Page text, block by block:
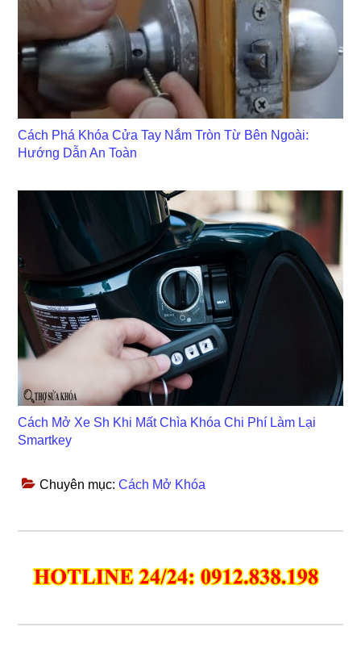
Cách Phá Khóa Cửa Tay Nắm Tròn Từ Bên Ngoài:
Hướng Dẫn An Toàn
Cách Mở Xe Sh Khi Mất Chìa Khóa Chi Phí Làm Lại
Smartkey
Chuyên mục:Cách Mở Khóa